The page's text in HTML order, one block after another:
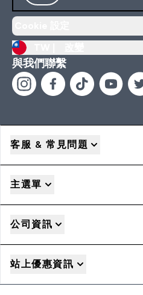
與我們聯繫
客服 & 常見問題
主選單
公司資訊
站上優惠資訊